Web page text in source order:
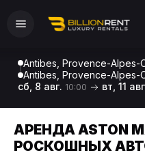
Antibes, Provence-Alpes-
Antibes, Provence-Alpes-
сб, 8 авг. 10:00 вт, 11
АРЕНДА ASTON
РОСКОШНЫХ